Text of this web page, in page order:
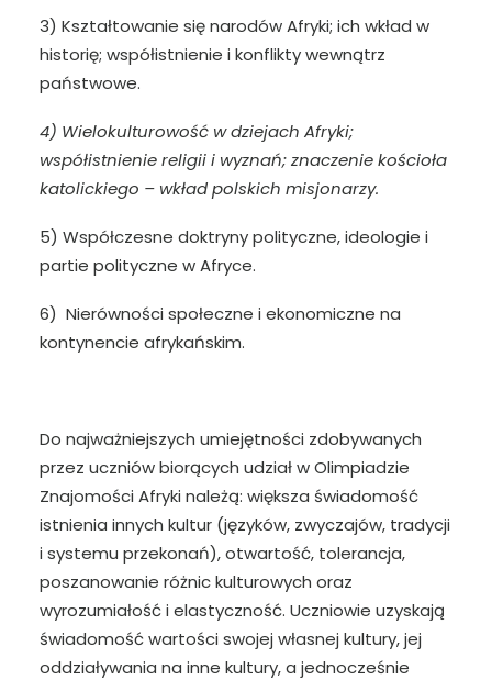
3) Kształtowanie się narodów Afryki; ich wkład w
historię; współistnienie i konflikty wewnątrz
państwowe.
4) Wielokulturowość w dziejach Afryki;
współistnienie religii i wyznań; znaczenie kościoła
katolickiego – wkład polskich misjonarzy.
5) Współczesne doktryny polityczne, ideologie i
partie polityczne w Afryce.
6) Nierówności społeczne i ekonomiczne na
kontynencie afrykańskim.
Do najważniejszych umiejętności zdobywanych
przez uczniów biorących udział w Olimpiadzie
Znajomości Afryki należą: większa świadomość
istnienia innych kultur (języków, zwyczajów, tradycji
i systemu przekonań), otwartość, tolerancja,
poszanowanie różnic kulturowych oraz
wyrozumiałość i elastyczność. Uczniowie uzyskają
świadomość wartości swojej własnej kultury, jej
oddziaływania na inne kultury, a jednocześnie